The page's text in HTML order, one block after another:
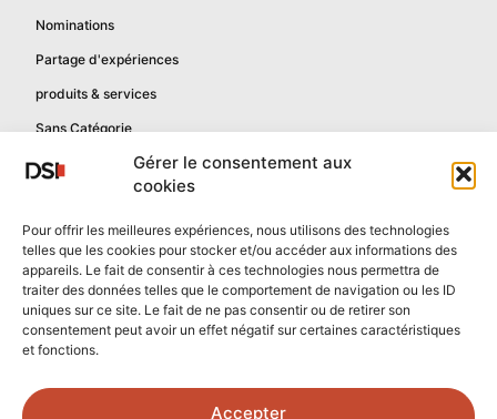
Gérer le consentement aux
cookies
Pour offrir les meilleures expériences, nous utilisons des technologies
telles que les cookies pour stocker et/ou accéder aux informations des
appareils. Le fait de consentir à ces technologies nous permettra de
traiter des données telles que le comportement de navigation ou les ID
uniques sur ce site. Le fait de ne pas consentir ou de retirer son
consentement peut avoir un effet négatif sur certaines caractéristiques
et fonctions.
Accepter
Nominations
Partage d'expériences
produits & services
Sans Catégorie
Mentions légales
Politique de confidentialité
Contactez-nous
Confidentialité reCAPTCHA
Conditions reCAPTCHA